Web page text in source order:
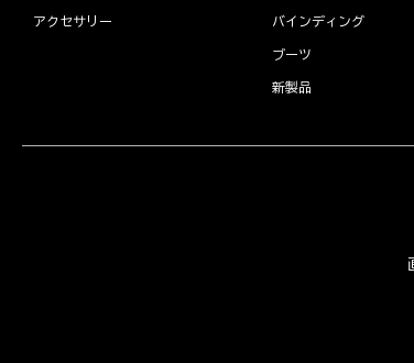
アクセサリー バインディング
ブーツ
新製品